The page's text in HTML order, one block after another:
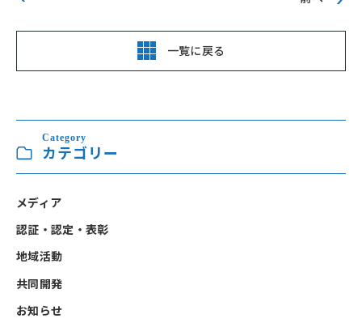
一覧に戻る
Category
カテゴリー
メディア
認証・認定・表彰
地域活動
共同開発
お知らせ